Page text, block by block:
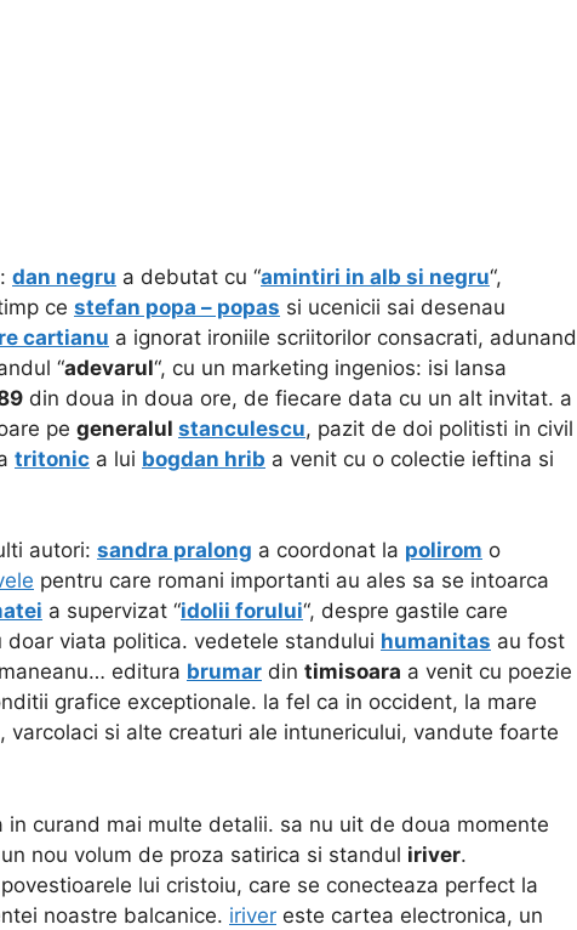
dan negru a debutat cu “amintiri in alb si negru“,
ce stefan popa – popas si ucenicii sai desenau
cartianu a ignorat ironiile scriitorilor consacrati, adunand
“adevarul“, cu un marketing ingenios: isi lansa
din doua in doua ore, de fiecare data cu un alt invitat. a
pe generalul stanculescu, pazit de doi politisti in civil
tritonic a lui bogdan hrib a venit cu o colectie ieftina si
autori: sandra pralong a coordonat la polirom o
pentru care romani importanti au ales sa se intoarca
a supervizat “idolii forului“, despre gastile care
viata politica. vedetele standului humanitas au fost
editura brumar din timisoara a venit cu poezie
grafice exceptionale. la fel ca in occident, la mare
varcolaci si alte creaturi ale intunericului, vandute foarte
curand mai multe detalii. sa nu uit de doua momente
nou volum de proza satirica si standul iriver.
lui cristoiu, care se conecteaza perfect la
noastre balcanice. iriver este cartea electronica, un